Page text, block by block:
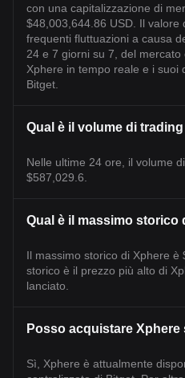
con una capitalizzazione di
$48,003,644.86 USD. Il valore
frequenti fluttuazioni a causa
24 e 7 giorni su 7, del
Xphere in tempo reale e i suoi
Bitget.
Qual è il volume di
Nelle ultime 24 ore, il volume
$587,029.6.
Qual è il massimo storico
Il massimo storico di Xphere è
storico è il prezzo più alto di
lanciato.
Posso acquistare Xphere
Sì, Xphere è attualmente